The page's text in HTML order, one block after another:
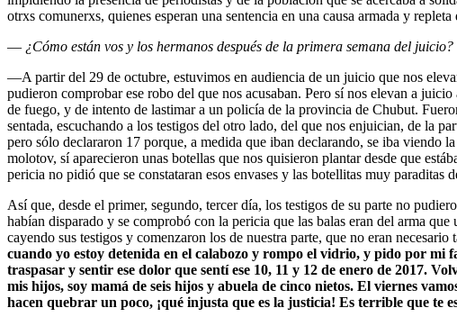
otrxs comunerxs, quienes esperan una sentencia en una causa armada y
— ¿Cómo están vos y los hermanos después de la primera semana del juicio?
—A partir del 29 de octubre, estuvimos en audiencia de un juicio que nos
pudieron comprobar ese robo del que nos acusaban. Pero sí nos elevan a
de fuego, y de intento de lastimar a un policía de la provincia de Chubut.
sentada, escuchando a los testigos del otro lado, del que nos enjuician, de la
pero sólo declararon 17 porque, a medida que iban declarando, se iba viendo
molotov, sí aparecieron unas botellas que nos quisieron plantar desde que
pericia no pidió que se constataran esos envases y las botellitas muy paraditas
Así que, desde el primer, segundo, tercer día, los testigos de su parte no
habían disparado y se comprobó con la pericia que las balas eran del arma
cayendo sus testigos y comenzaron los de nuestra parte, que no eran
cuando yo estoy detenida en el calabozo y rompo el vidrio, y pido por
traspasar y sentir ese dolor que sentí ese 10, 11 y 12 de enero de 2017.
mis hijos, soy mamá de seis hijos y abuela de cinco nietos. El viernes
hacen quebrar un poco, ¡qué injusta que es la justicia! Es terrible que te